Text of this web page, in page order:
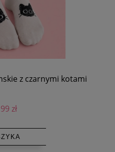
z czarnymi kotami
zł